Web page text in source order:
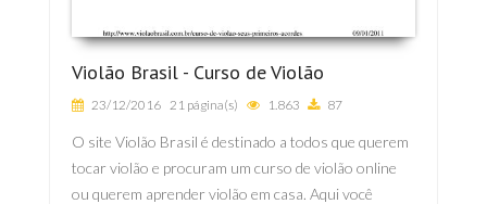
Violão Brasil - Curso de Violão
23/12/2016 21 página(s) 1.863 87
O site Violão Brasil é destinado a todos que querem
tocar violão e procuram um curso de violão online
ou querem aprender violão em casa. Aqui você